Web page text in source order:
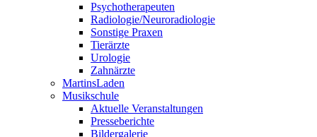
Psychotherapeuten
Radiologie/Neuroradiologie
Sonstige Praxen
Tierärzte
Urologie
Zahnärzte
MartinsLaden
Musikschule
Aktuelle Veranstaltungen
Presseberichte
Bildergalerie